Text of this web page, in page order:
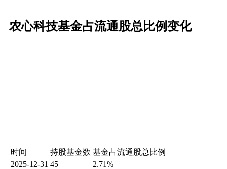
农心科技基金占流通股总比例变化
时间 持股基金数 基金占流通股总比例
2025-12-31 45
2.71%